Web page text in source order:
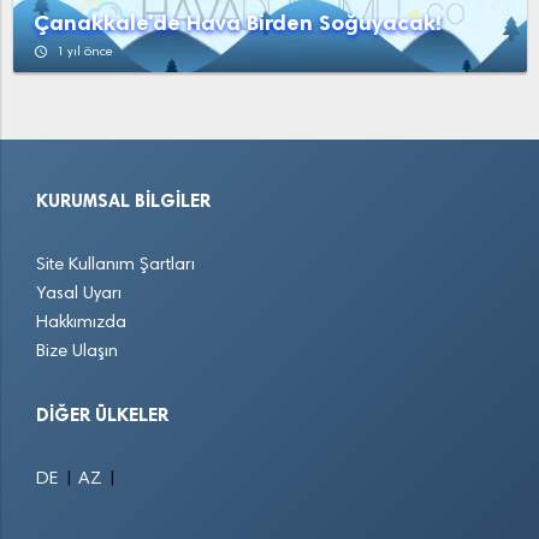
Çanakkale'de Hava Birden Soğuyacak!
access_time 1 yıl önce
KURUMSAL BILGILER
Site Kullanım Şartları
Yasal Uyarı
Hakkımızda
Bize Ulaşın
DIĞER ÜLKELER
DE AZ